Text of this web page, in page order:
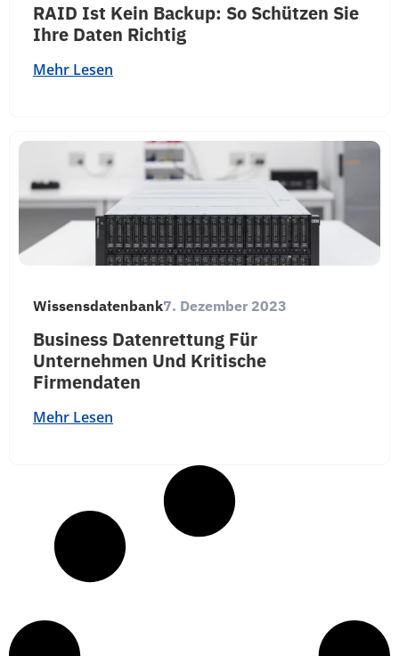
RAID Ist Kein Backup: So Schützen Sie
Ihre Daten Richtig
Mehr Lesen
Wissensdatenbank7. Dezember 2023
Business Datenrettung Für
Unternehmen Und Kritische
Firmendaten
Mehr Lesen